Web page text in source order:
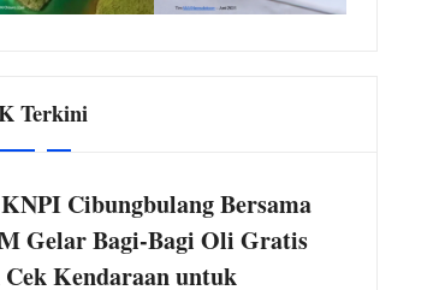
Terkini
Cibungbulang Bersama
Gelar Bagi-Bagi Oli Gratis
Cek Kendaraan untuk